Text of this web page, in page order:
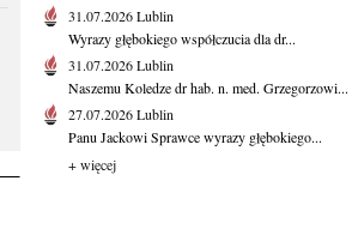
31.07.2026Lublin
Wyrazy głębokiego współczucia dla dr...
31.07.2026Lublin
Naszemu Koledze dr hab. n. med. Grzegorzowi...
27.07.2026Lublin
Panu Jackowi Sprawce wyrazy głębokiego...
+ więcej